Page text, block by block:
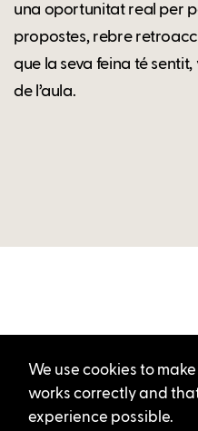
una oportunitat real per
propostes, rebre
que la seva feina té
de l’aula.
We use cookies to
works correctly and
experience possible.